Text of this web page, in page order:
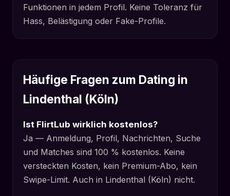
Funktionen in jedem Profil. Keine Toleranz für
Hass, Belästigung oder Fake-Profile.
Häufige Fragen zum Dating in
Lindenthal (Köln)
Ist FlirtLub wirklich kostenlos?
Ja — Anmeldung, Profil, Nachrichten, Suche
und Matches sind 100 % kostenlos. Keine
versteckten Kosten, kein Premium-Abo, kein
Swipe-Limit. Auch in Lindenthal (Köln) nicht.